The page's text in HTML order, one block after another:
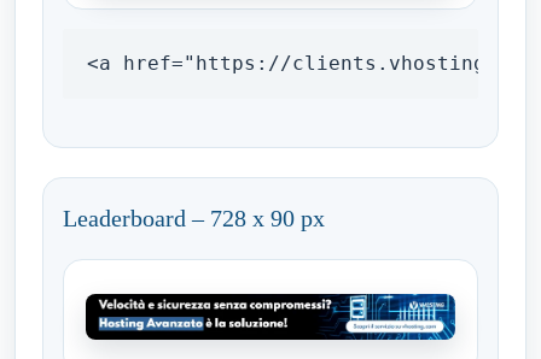
<a href="https://clients.vhosting.com/
Leaderboard – 728 x 90 px